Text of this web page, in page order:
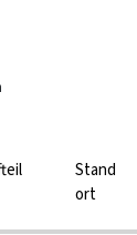
Stand
ort